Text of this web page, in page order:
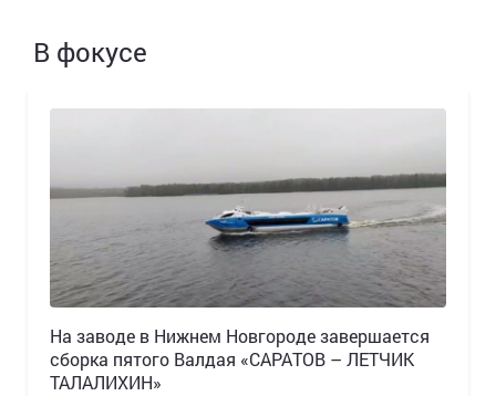
В фокусе
Н️а заводе в Нижнем Новгороде завершается
сборка пятого Валдая «САРАТОВ – ЛЕТЧИК
ТАЛАЛИХИН»